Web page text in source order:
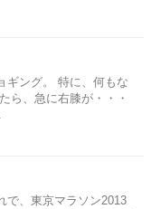
ギング。 特に、何もな
ら、急に右膝が・・・
で、東京マラソン2013